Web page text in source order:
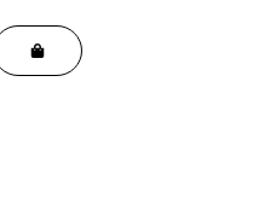
Uncategorized